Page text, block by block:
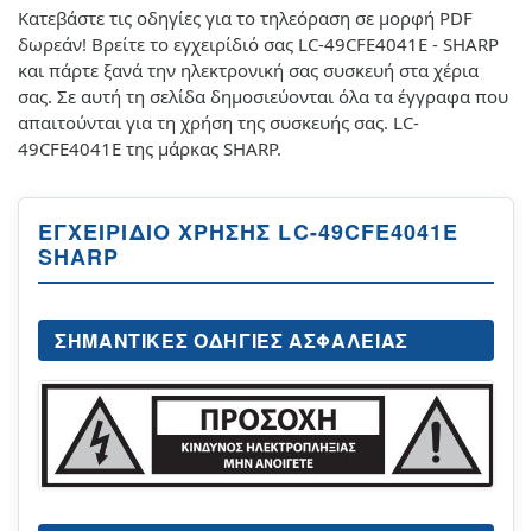
Κατεβάστε τις οδηγίες για το τηλεόραση σε μορφή PDF
δωρεάν! Βρείτε το εγχειρίδιό σας LC-49CFE4041E - SHARP
και πάρτε ξανά την ηλεκτρονική σας συσκευή στα χέρια
σας. Σε αυτή τη σελίδα δημοσιεύονται όλα τα έγγραφα που
απαιτούνται για τη χρήση της συσκευής σας. LC-
49CFE4041E της μάρκας SHARP.
ΕΓΧΕΙΡΊΔΙΟ ΧΡΉΣΗΣ LC-49CFE4041E
SHARP
ΣΗΜΑΝΤΙΚΈΣ ΟΔΗΓΊΕΣ ΑΣΦΆΛΕΙΑΣ